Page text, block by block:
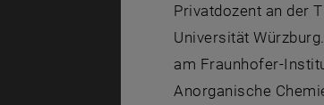
Privatdozent an der
Universität
am Fraunhofer-
Anorganische